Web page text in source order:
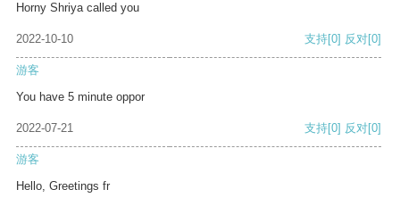
Horny Shriya called you
2022-10-10 支持[0] 反对[0]
游客
You have 5 minute oppor
2022-07-21 支持[0] 反对[0]
游客
Hello, Greetings fr